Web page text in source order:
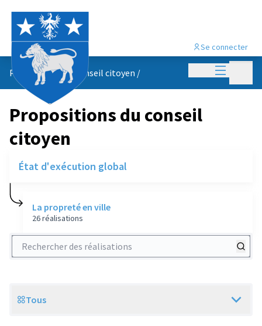
Menu
Se connecter
Propositions du conseil citoyen /
Propositions du conseil
citoyen
État d'exécution global
La propreté en ville
26 réalisations
Rechercher des réalisations
Scope
Tous